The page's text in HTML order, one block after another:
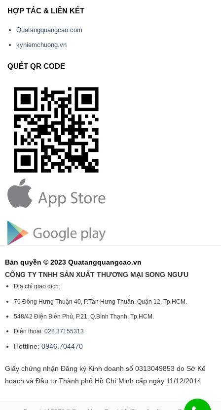
HỢP TÁC & LIÊN KẾT
Quatangquangcao.com
kyniemchuong.vn
QUÉT QR CODE
Bản quyền © 2023 Quatangquangcao.vn
CÔNG TY TNHH SẢN XUẤT THƯƠNG MẠI SONG NGƯU
Địa chỉ giao dịch:
76 Đông Hưng Thuận 40, P.Tân Hưng Thuận, Quận 12, Tp.HCM.
548/42 Điện Biên Phủ, P.21, Q.Bình Thạnh, Tp.HCM.
Điện thoại: 028.37155313
Hottline: 0946.704470
Giấy chứng nhận Đăng ký Kinh doanh số 0313049853 do Sở Kế
hoạch và Đầu tư Thành phố Hồ Chí Minh cấp ngày 11/12/2014